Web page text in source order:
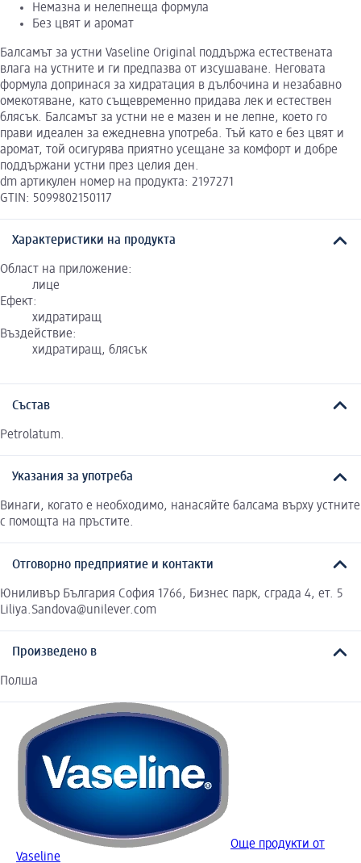
Немазна и нелепнеща формула
Без цвят и аромат
Балсамът за устни Vaseline Original поддържа естествената
влага на устните и ги предпазва от изсушаване. Неговата
формула допринася за хидратация в дълбочина и незабавно
омекотяване, като същевременно придава лек и естествен
блясък. Балсамът за устни не е мазен и не лепне, което го
прави идеален за ежедневна употреба. Тъй като е без цвят и
аромат, той осигурява приятно усещане за комфорт и добре
поддържани устни през целия ден.
dm артикулен номер на продукта: 2197271
GTIN: 5099802150117
Характеристики на продукта
Област на приложение:
лице
Ефект:
хидратиращ
Въздействие:
хидратиращ, блясък
Състав
Petrolatum.
Указания за употреба
Винаги, когато е необходимо, нанасяйте балсама върху устните
с помощта на пръстите.
Отговорно предприятие и контакти
Юниливър България София 1766, Бизнес парк, сграда 4, ет. 5
Liliya.Sandova@unilever.com
Произведено в
Полша
Още продукти от
Vaseline